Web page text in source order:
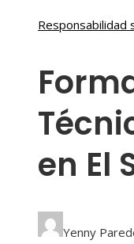
Responsabilidad
en El
Yenny